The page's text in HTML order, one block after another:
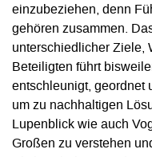
einzubeziehen, denn
gehören zusammen.
unterschiedlicher Ziele,
Beteiligten führt
entschleunigt, geordnet
um zu nachhaltigen
Lupenblick wie auch
Großen zu verstehen